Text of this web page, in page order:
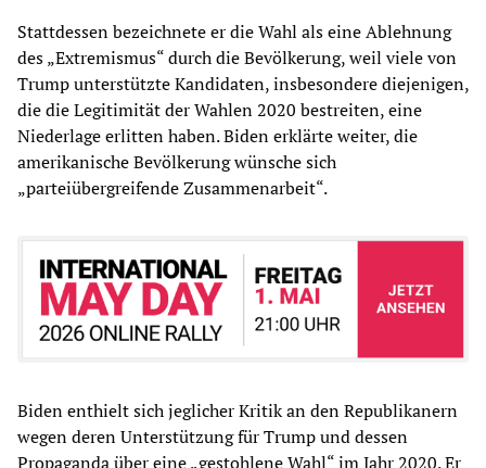
Stattdessen bezeichnete er die Wahl als eine Ablehnung
des „Extremismus“ durch die Bevölkerung, weil viele von
Trump unterstützte Kandidaten, insbesondere diejenigen,
die die Legitimität der Wahlen 2020 bestreiten, eine
Niederlage erlitten haben. Biden erklärte weiter, die
amerikanische Bevölkerung wünsche sich
„parteiübergreifende Zusammenarbeit“.
Biden enthielt sich jeglicher Kritik an den Republikanern
wegen deren Unterstützung für Trump und dessen
Propaganda über eine „gestohlene Wahl“ im Jahr 2020. Er